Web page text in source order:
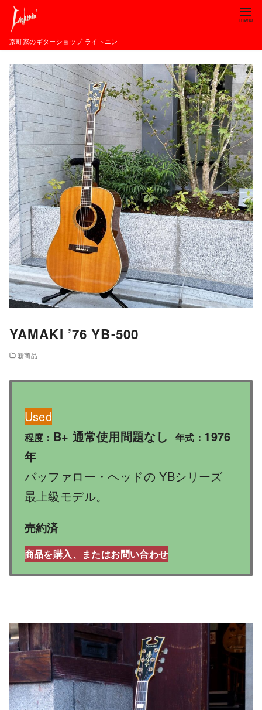
京町家のギターショップ ライトニン
YAMAKI ’76 YB-500
新商品
Used
程度： B+ 通常使用問題なし 年式： 1976
年
バッファロー・ヘッドの YBシリーズ
最上級モデル。
売約済
商品を購入、またはお問い合わせ